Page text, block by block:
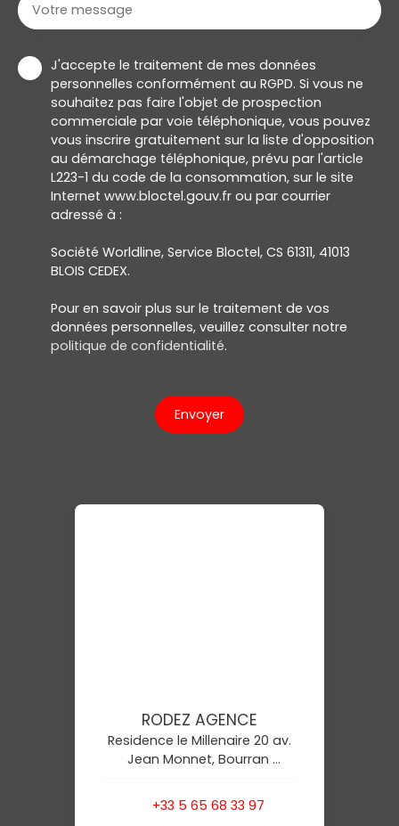
Votre message
J'accepte le traitement de mes données
personnelles conformément au RGPD. Si vous ne
souhaitez pas faire l'objet de prospection
commerciale par voie téléphonique, vous pouvez
vous inscrire gratuitement sur la liste d'opposition
au démarchage téléphonique, prévu par l'article
L223-1 du code de la consommation, sur le site
Internet www.bloctel.gouv.fr ou par courrier
adressé à :
Société Worldline, Service Bloctel, CS 61311, 41013
BLOIS CEDEX.
Pour en savoir plus sur le traitement de vos
données personnelles, veuillez consulter notre
politique de confidentialité.
Envoyer
RODEZ AGENCE
Residence le Millenaire 20 av.
Jean Monnet, Bourran
+33 5 65 68 33 97